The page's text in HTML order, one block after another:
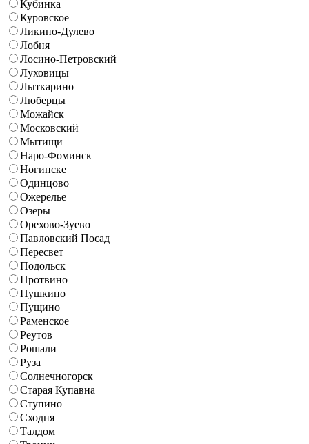
Кубинка
Куровское
Ликино-Дулево
Лобня
Лосино-Петровский
Луховицы
Лыткарино
Люберцы
Можайск
Московский
Мытищи
Наро-Фоминск
Ногинске
Одинцово
Ожерелье
Озеры
Орехово-Зуево
Павловский Посад
Пересвет
Подольск
Протвино
Пушкино
Пущино
Раменское
Реутов
Рошали
Руза
Солнечногорск
Старая Купавна
Ступино
Сходня
Талдом